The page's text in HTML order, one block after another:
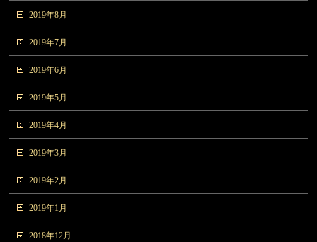
2019年8月
2019年7月
2019年6月
2019年5月
2019年4月
2019年3月
2019年2月
2019年1月
2018年12月